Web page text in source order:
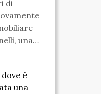
di
una…
è
una